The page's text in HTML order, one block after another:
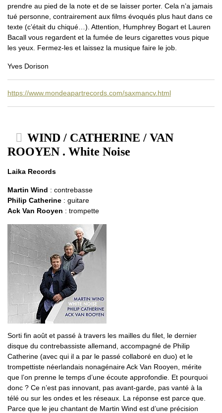
prendre au pied de la note et de se laisser porter. Cela n’a jamais
tué personne, contrairement aux films évoqués plus haut dans ce
texte (c’était du chiqué…). Attention, Humphrey Bogart et Lauren
Bacall vous regardent et la fumée de leurs cigarettes vous pique
les yeux. Fermez-les et laissez la musique faire le job.
Yves Dorison
https://www.mondeapartrecords.com/saxmancv.html
WIND / CATHERINE / VAN
ROOYEN . White Noise
Laika Records
Martin Wind : contrebasse
Philip Catherine : guitare
Ack Van Rooyen : trompette
Sorti fin août et passé à travers les mailles du filet, le dernier
disque du contrebassiste allemand, accompagné de Philip
Catherine (avec qui il a par le passé collaboré en duo) et le
trompettiste néerlandais nonagénaire Ack Van Rooyen, mérite
que l’on prenne le temps d’une écoute approfondie. Et pourquoi
donc ? Ce n’est pas innovant, pas avant-garde, pas vanté à la
télé ou sur les ondes et les réseaux. La réponse est parce que.
Parce que le jeu chantant de Martin Wind est d’une précision